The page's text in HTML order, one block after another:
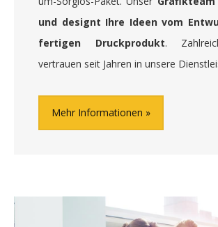
und designt Ihre Ideen vom
fertigen Druckprodukt.
vertrauen seit Jahren in unsere
Mehr Informationen